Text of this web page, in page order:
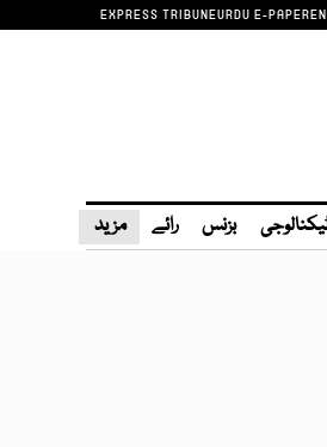
EXPRESS TRIBUNEURDU E-PAPER
بزنس رائے مزید